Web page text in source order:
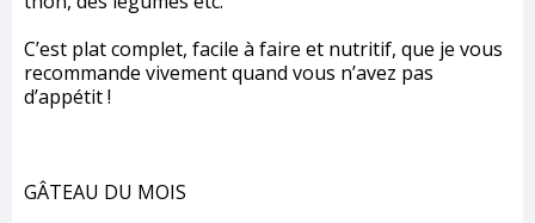
C’est plat complet, facile à faire et nutritif, que je vous
recommande vivement quand vous n’avez pas
d’appétit !
GÂTEAU DU MOIS